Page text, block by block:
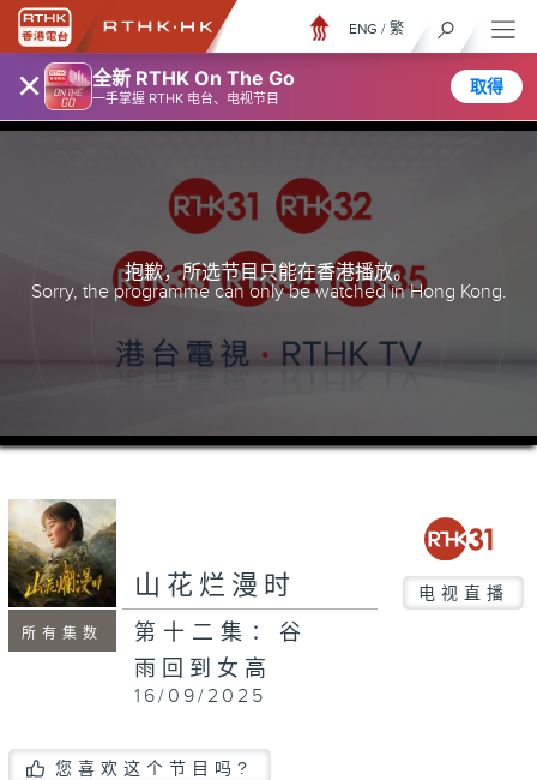
× 全新 RTHK On The Go
一手掌握 RTHK 电台、电视节目
取得
ENG / 繁
抱歉，所选节目只能在香港播放。
Sorry, the programme can only be watched in Hong Kong.
所有集数
山花烂漫时 电视直播
第十二集：谷
雨回到女高
16/09/2025
您喜欢这个节目吗?